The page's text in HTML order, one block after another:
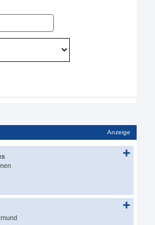
Anzeige